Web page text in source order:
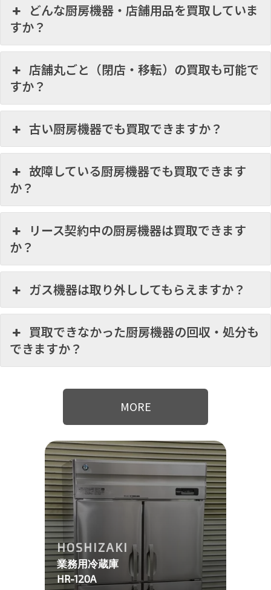
どんな厨房機器・店舗用品を買取していま
すか？
店舗丸ごと（閉店・移転）の買取も可能で
すか？
古い厨房機器でも買取できますか？
故障している厨房機器でも買取できます
か？
リース契約中の厨房機器は買取できます
か？
ガス機器は取り外ししてもらえますか？
買取できなかった厨房機器の回収・処分も
できますか？
MORE
HOSHIZAKI
業務用冷蔵庫
HR-120A